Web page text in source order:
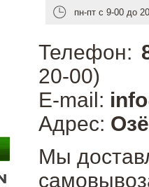
пн-пт с 9-00 до
Телефон:
20-00)
E-mail:
Адрес:
Мы